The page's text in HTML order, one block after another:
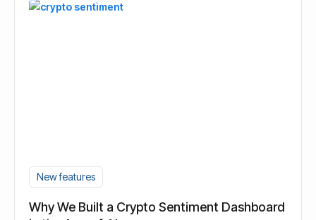
New features
Why We Built a Crypto Sentiment Dashboard